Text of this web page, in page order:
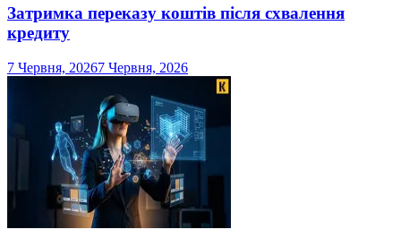
Затримка переказу коштів після схвалення
кредиту
7 Червня, 20267 Червня, 2026